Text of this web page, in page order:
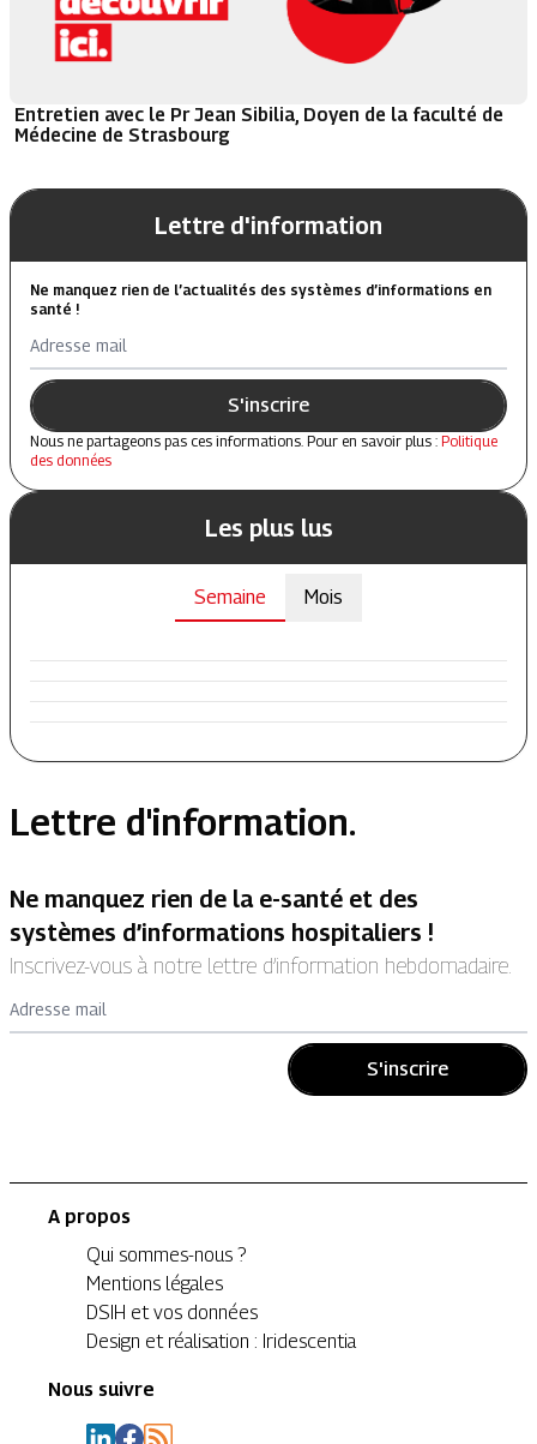
Entretien avec le Pr Jean Sibilia, Doyen de la faculté de
Médecine de Strasbourg
Lettre d'information
Ne manquez rien de l’actualités des systèmes d’informations en
santé !
Adresse mail
S'inscrire
Nous ne partageons pas ces informations. Pour en savoir plus : Politique
des données
Les plus lus
Semaine Mois
Lettre d'information.
Ne manquez rien de la e-santé et des
systèmes d’informations hospitaliers !
Inscrivez-vous à notre lettre d’information hebdomadaire.
Adresse mail
S'inscrire
A propos
Qui sommes-nous ?
Mentions légales
DSIH et vos données
Design et réalisation : Iridescentia
Nous suivre